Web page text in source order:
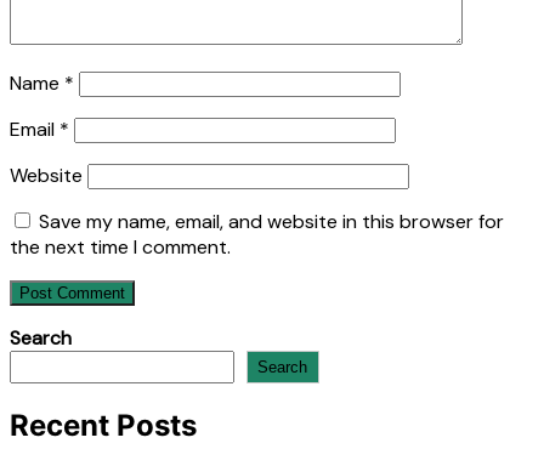
Name *
Email *
Website
Save my name, email, and website in this browser for
the next time I comment.
Search
Search
Recent Posts